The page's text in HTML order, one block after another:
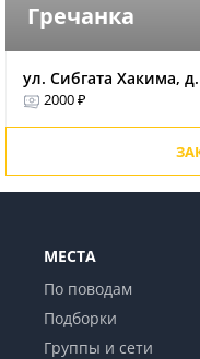
Гречанка
ул. Сибгата Хакима,
2000 ₽
МЕСТА
По поводам
Подборки
Группы и сети